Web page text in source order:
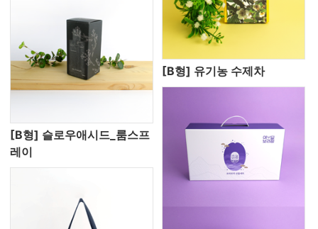
[B형] 슬로우애시드_룸스프
레이
[B형] 유기농 수제차